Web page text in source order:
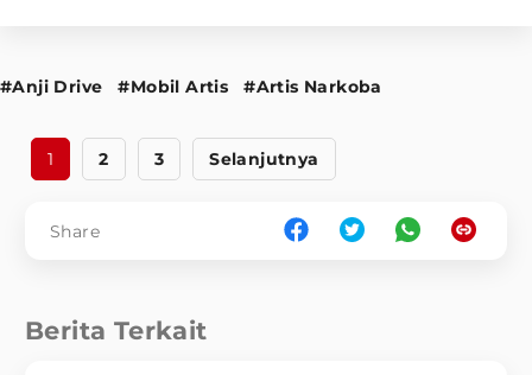
#Anji Drive #Mobil Artis #Artis Narkoba
1 2 3 Selanjutnya
Share
Berita Terkait